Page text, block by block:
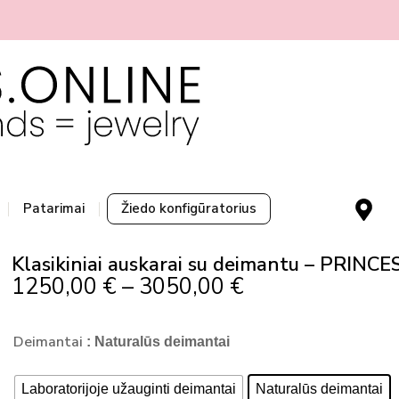
Patarimai Žiedo konfigūratorius
M
a
-
e
Klasikiniai auskarai su deimantu –
1250,00 € – 3050,00 €
3050,00 €
Deimantai : Naturalūs deimantai
Laboratorijoje užauginti deimantai Naturalūs deimantai
kiekis:
auskarai